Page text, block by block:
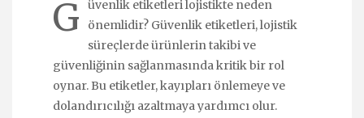
G
üvenlik etiketleri lojistikte neden
önemlidir? Güvenlik etiketleri, lojistik
süreçlerde ürünlerin takibi ve
güvenliğinin sağlanmasında kritik bir rol
oynar. Bu etiketler, kayıpları önlemeye ve
dolandırıcılığı azaltmaya yardımcı olur.